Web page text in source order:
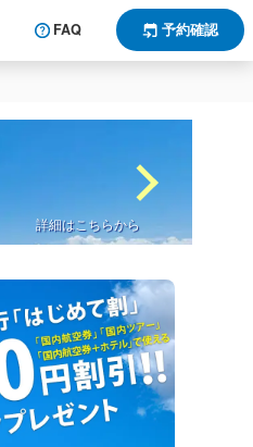
FAQ 予約確認
詳細はこちらから